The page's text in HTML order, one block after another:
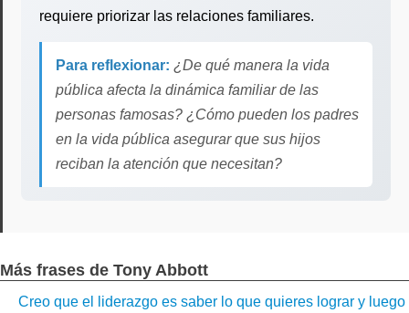
requiere priorizar las relaciones familiares.
Para reflexionar: ¿De qué manera la vida
pública afecta la dinámica familiar de las
personas famosas? ¿Cómo pueden los padres
en la vida pública asegurar que sus hijos
reciban la atención que necesitan?
Más frases de Tony Abbott
Creo que el liderazgo es saber lo que quieres lograr y luego